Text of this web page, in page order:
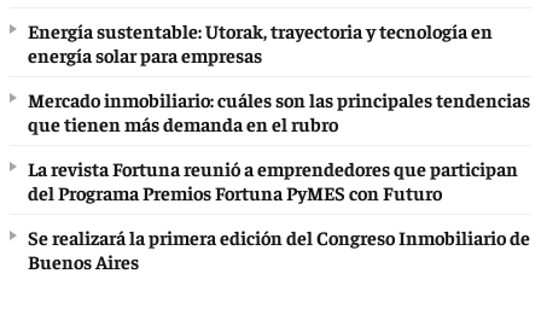
Energía sustentable: Utorak, trayectoria y tecnología en
energía solar para empresas
Mercado inmobiliario: cuáles son las principales tendencias
que tienen más demanda en el rubro
La revista Fortuna reunió a emprendedores que participan
del Programa Premios Fortuna PyMES con Futuro
Se realizará la primera edición del Congreso Inmobiliario de
Buenos Aires